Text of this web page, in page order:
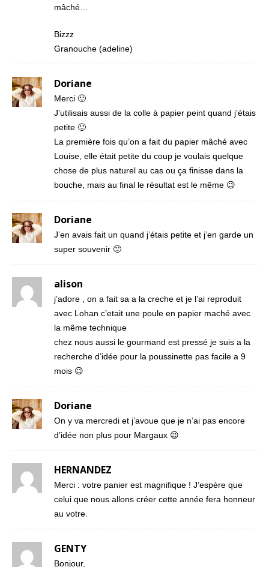
mâché…
Bizzz
Granouche (adeline)
Doriane
Merci 🙂
J’utilisais aussi de la colle à papier peint quand j’étais
petite 🙂
La première fois qu’on a fait du papier mâché avec
Louise, elle était petite du coup je voulais quelque
chose de plus naturel au cas ou ça finisse dans la
bouche, mais au final le résultat est le même 😉
Doriane
J’en avais fait un quand j’étais petite et j’en garde un
super souvenir 🙂
alison
j’adore , on a fait sa a la creche et je l’ai reproduit
avec Lohan c’etait une poule en papier maché avec
la même technique
chez nous aussi le gourmand est pressé je suis a la
recherche d’idée pour la poussinette pas facile a 9
mois 😉
Doriane
On y va mercredi et j’avoue que je n’ai pas encore
d’idée non plus pour Margaux 😉
HERNANDEZ
Merci : votre panier est magnifique ! J’espère que
celui que nous allons créer cette année fera honneur
au votre.
GENTY
Bonjour,